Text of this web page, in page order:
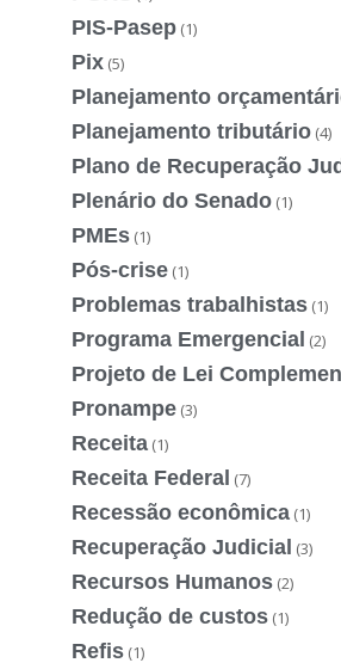
PIS-Pasep (1)
Pix (5)
Planejamento
Planejamento tributário (4)
Plano de Recuperação
Plenário do Senado (1)
PMEs (1)
Pós-crise (1)
Problemas trabalhistas (1)
Programa Emergencial (2)
Projeto de Lei
Pronampe (3)
Receita (1)
Receita Federal (7)
Recessão econômica (1)
Recuperação Judicial (3)
Recursos Humanos (2)
Redução de custos (1)
Refis (1)